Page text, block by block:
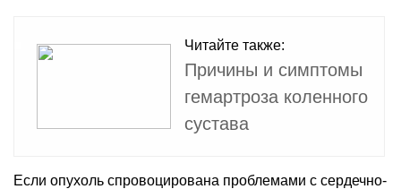
Читайте также:
Причины и симптомы
гемартроза коленного
сустава
Если опухоль спровоцирована проблемами с сердечно-